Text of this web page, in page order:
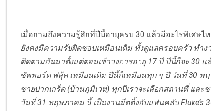
เมื่อถามถึงความรู้สึกที่ปีนี้อายุครบ 30 แล้วมีอะไรพิเศษไ
ยังคงมีความรับผิดชอบเหมือนเดิม ทั้งดูแลครอบครัว ทำ
ติดตามกันมาตั้งแต่ตอนเข้าวงการอายุ 17 ปี ปีนี้ก็จะ 30
ซัพพอร์ต ฟลุ้ค เหมือนเดิม ปีนี้ก็เหมือนทุก ๆ ปี วันที่ 30
ชายปากเกร็ด (บ้านภูมิเวท) ทุกปีเราจะเลือกสถานที่ แ
วันที่ 31 พฤษภาคม นี้ เป็นงานมีตติ้งกับแฟนคลับ Fluke’s